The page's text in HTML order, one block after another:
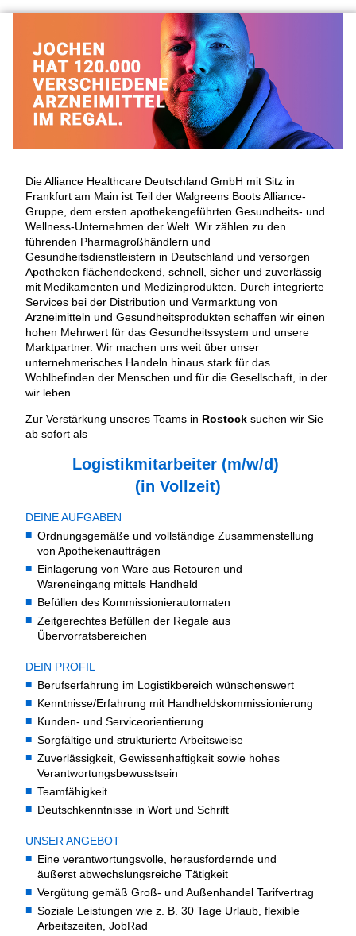
Die Alliance Healthcare Deutschland GmbH mit Sitz in
Frankfurt am Main ist Teil der Walgreens Boots Alliance-
Gruppe, dem ersten apothekengeführten Gesundheits- und
Wellness-Unternehmen der Welt. Wir zählen zu den
führenden Pharmagroßhändlern und
Gesundheitsdienstleistern in Deutschland und versorgen
Apotheken flächendeckend, schnell, sicher und zuverlässig
mit Medikamenten und Medizinprodukten. Durch integrierte
Services bei der Distribution und Vermarktung von
Arzneimitteln und Gesundheitsprodukten schaffen wir einen
hohen Mehrwert für das Gesundheitssystem und unsere
Marktpartner. Wir machen uns weit über unser
unternehmerisches Handeln hinaus stark für das
Wohlbefinden der Menschen und für die Gesellschaft, in der
wir leben.
Zur Verstärkung unseres Teams in Rostock suchen wir Sie
ab sofort als
Logistikmitarbeiter (m/w/d)
(in Vollzeit)
DEINE AUFGABEN
Ordnungsgemäße und vollständige Zusammenstellung
von Apothekenaufträgen
Einlagerung von Ware aus Retouren und
Wareneingang mittels Handheld
Befüllen des Kommissionierautomaten
Zeitgerechtes Befüllen der Regale aus
Übervorratsbereichen
DEIN PROFIL
Berufserfahrung im Logistikbereich wünschenswert
Kenntnisse/Erfahrung mit Handheldskommissionierung
Kunden- und Serviceorientierung
Sorgfältige und strukturierte Arbeitsweise
Zuverlässigkeit, Gewissenhaftigkeit sowie hohes
Verantwortungsbewusstsein
Teamfähigkeit
Deutschkenntnisse in Wort und Schrift
UNSER ANGEBOT
Eine verantwortungsvolle, herausfordernde und
äußerst abwechslungsreiche Tätigkeit
Vergütung gemäß Groß- und Außenhandel Tarifvertrag
Soziale Leistungen wie z. B. 30 Tage Urlaub, flexible
Arbeitszeiten, JobRad